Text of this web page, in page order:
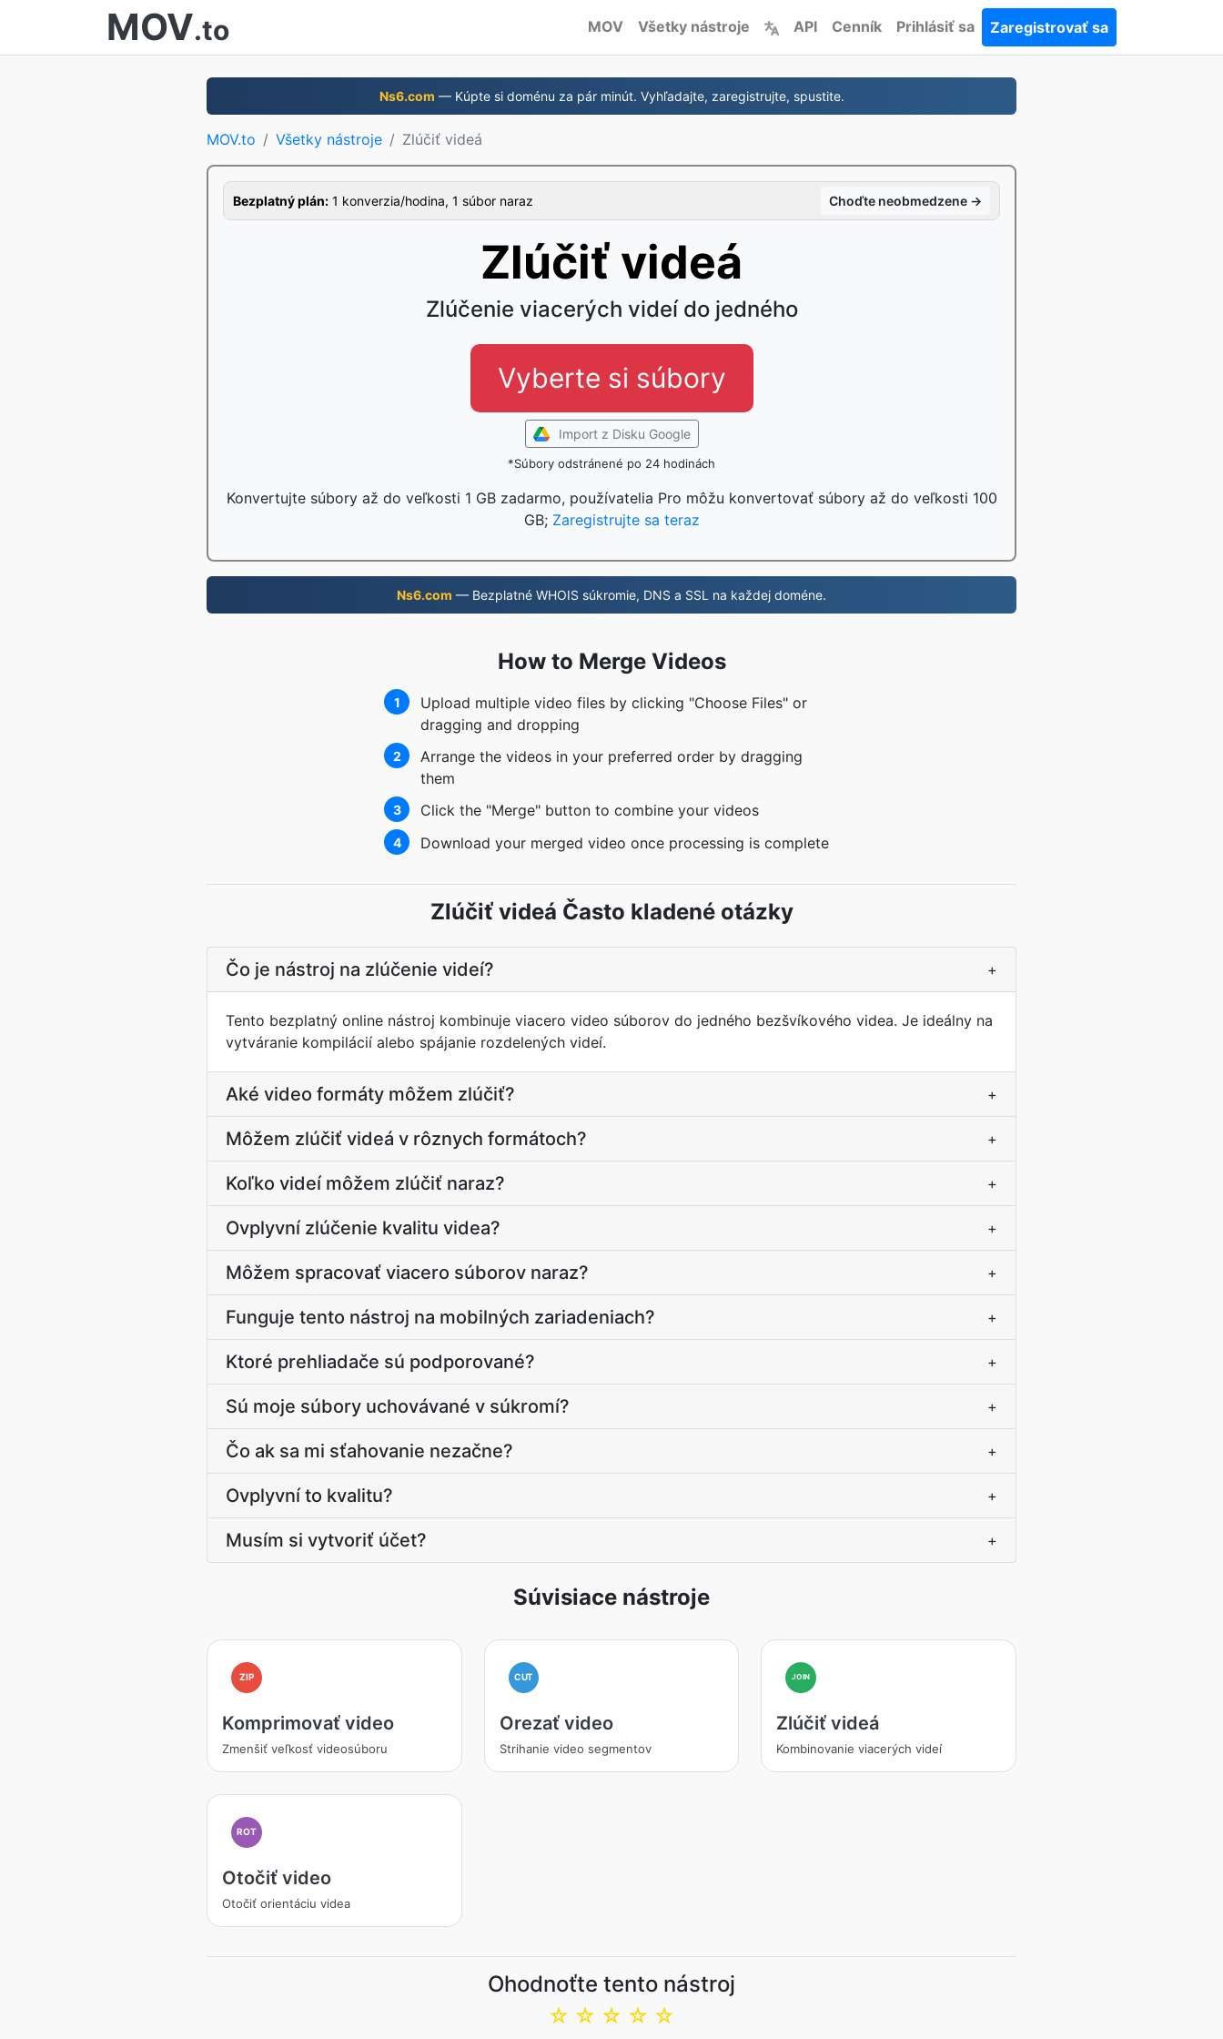
MOV.to MOV Všetky nástroje API Cenník Prihlásiť sa Zaregistrovať sa
Ns6.com — Kúpte si doménu za pár minút. Vyhľadajte, zaregistrujte, spustite.
MOV.to Všetky nástroje Zlúčiť videá
Bezplatný plán: 1 konverzia/hodina, 1 súbor naraz Choďte neobmedzene →
Zlúčiť videá
Zlúčenie viacerých videí do jedného
Vyberte si súbory
Import z Disku Google
*Súbory odstránené po 24 hodinách
Konvertujte súbory až do veľkosti 1 GB zadarmo, používatelia Pro môžu konvertovať súbory až do veľkosti 100
GB; Zaregistrujte sa teraz
Ns6.com — Bezplatné WHOIS súkromie, DNS a SSL na každej doméne.
How to Merge Videos
1
Upload multiple video files by clicking "Choose Files" or
dragging and dropping
2
Arrange the videos in your preferred order by dragging
them
3 Click the "Merge" button to combine your videos
4 Download your merged video once processing is complete
Zlúčiť videá Často kladené otázky
Čo je nástroj na zlúčenie videí? +
Tento bezplatný online nástroj kombinuje viacero video súborov do jedného bezšvíkového videa. Je ideálny na
vytváranie kompilácií alebo spájanie rozdelených videí.
Aké video formáty môžem zlúčiť? +
Môžem zlúčiť videá v rôznych formátoch? +
Koľko videí môžem zlúčiť naraz? +
Ovplyvní zlúčenie kvalitu videa? +
Môžem spracovať viacero súborov naraz? +
Funguje tento nástroj na mobilných zariadeniach? +
Ktoré prehliadače sú podporované? +
Sú moje súbory uchovávané v súkromí? +
Čo ak sa mi sťahovanie nezačne? +
Ovplyvní to kvalitu? +
Musím si vytvoriť účet? +
Súvisiace nástroje
ZIP
Komprimovať video
Zmenšiť veľkosť videosúboru
CUT
Orezať video
Strihanie video segmentov
JOIN
Zlúčiť videá
Kombinovanie viacerých videí
ROT
Otočiť video
Otočiť orientáciu videa
Ohodnoťte tento nástroj
☆
☆
☆
☆
☆